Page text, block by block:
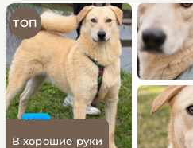
ТОП
В хорошие руки